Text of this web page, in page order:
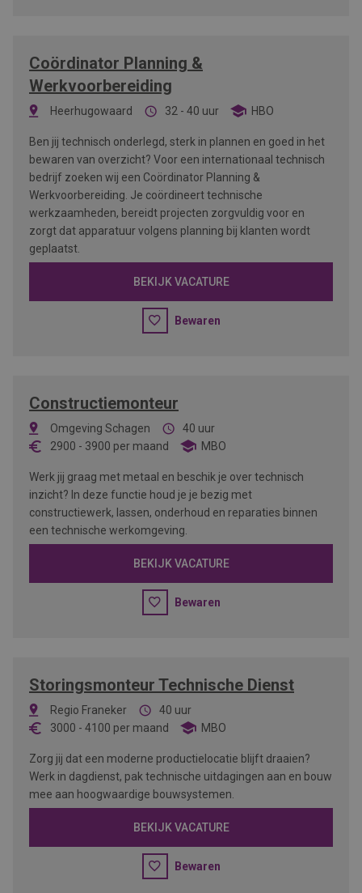
Coördinator Planning &
Werkvoorbereiding
Heerhugowaard 32 - 40 uur HBO
Ben jij technisch onderlegd, sterk in plannen en goed in het
bewaren van overzicht? Voor een internationaal technisch
bedrijf zoeken wij een Coördinator Planning &
Werkvoorbereiding. Je coördineert technische
werkzaamheden, bereidt projecten zorgvuldig voor en
zorgt dat apparatuur volgens planning bij klanten wordt
geplaatst.
BEKIJK VACATURE
Bewaren
Constructiemonteur
Omgeving Schagen
40 uur
2900 - 3900 per maand MBO
Werk jij graag met metaal en beschik je over technisch
inzicht? In deze functie houd je je bezig met
constructiewerk, lassen, onderhoud en reparaties binnen
een technische werkomgeving.
BEKIJK VACATURE
Bewaren
Storingsmonteur Technische Dienst
Regio Franeker
40 uur
3000 - 4100 per maand MBO
Zorg jij dat een moderne productielocatie blijft draaien?
Werk in dagdienst, pak technische uitdagingen aan en bouw
mee aan hoogwaardige bouwsystemen.
BEKIJK VACATURE
Bewaren